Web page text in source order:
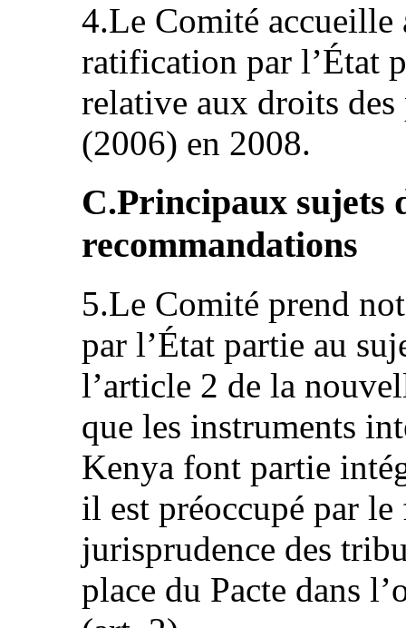
4.Le Comité accueille
ratification par l’État
relative aux droits des
(2006) en 2008.
C.Principaux sujets
recommandations
5.Le Comité prend
par l’État partie au
l’article 2 de la
que les instruments
Kenya font partie
il est préoccupé par
jurisprudence des
place du Pacte dans